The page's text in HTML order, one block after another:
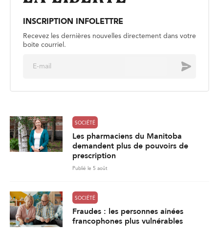
INSCRIPTION INFOLETTRE
Recevez les dernières nouvelles directement dans votre
boite courriel.
Envoyer
SOCIÉTÉ
Les pharmaciens du Manitoba
demandent plus de pouvoirs de
prescription
Publié le 5 août
SOCIÉTÉ
Fraudes : les personnes ainées
francophones plus vulnérables